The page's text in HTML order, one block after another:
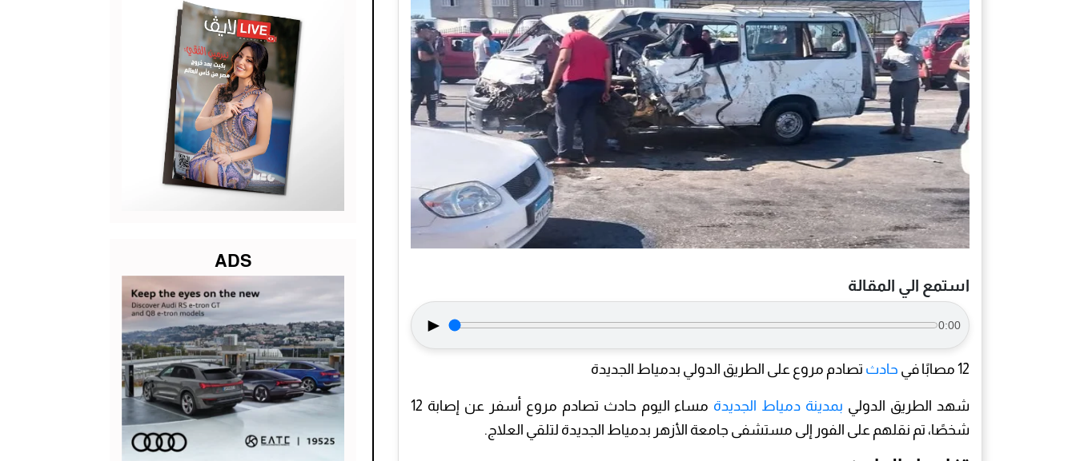
استمع الي المقالة
► 0:00
12 مصابًا في حادث تصادم مروع على الطريق الدولي بدمياط الجديدة
شهد الطريق الدولي بمدينة دمياط الجديدة
مساء اليوم حادث تصادم مروع أسفر عن إصابة 12
شخصًا، تم نقلهم على الفور إلى مستشفى جامعة الأزهر بدمياط الجديدة لتلقي العلاج.
ADS